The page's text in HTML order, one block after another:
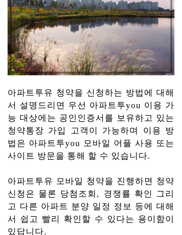
아파트투유 청약을 신청하는 방법에 대해
서 설명드리면 우선 아파트투you 이용 가
능 대상에는 공인인증서를 보유하고 있는
청약통장 가입 고객이 가능하며 이용 방
법은 아파트투you 모바일 어플 사용 또는
사이트 방문을 통해 할 수 있습니다.
아파트투유 모바일 청약을 진행하면 청약
신청은 물론 당첨조회, 경쟁률 확인 그리
고 다른 아파트 분양 일정 정보 등에 대해
서 쉽고 빨리 확인할 수 있다는 용이함이
있답니다.